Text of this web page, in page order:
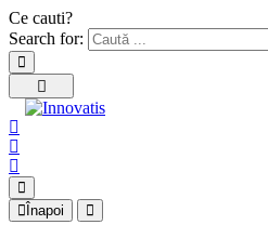
Ce cauti?
Search for:
Înapoi